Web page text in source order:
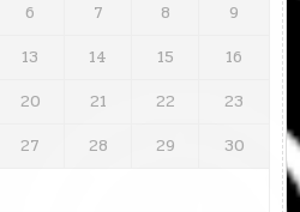
6 7 8
9
13 14 15
16
20 21 22
23
27 28 29
30